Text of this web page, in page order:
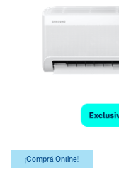
¡Comprá Online!